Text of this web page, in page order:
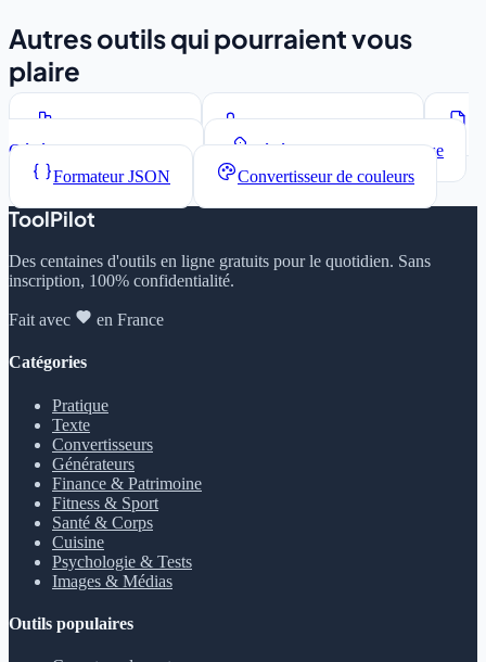
Autres outils qui pourraient vous
plaire
Compteur de mots
Convertisseur de casse
Générateur Lorem Ipsum
Générateur de mots de passe
Formateur JSON
Convertisseur de couleurs
ToolPilot
Des centaines d'outils en ligne gratuits pour le quotidien. Sans
inscription, 100% confidentialité.
Fait avec en France
Catégories
Pratique
Texte
Convertisseurs
Générateurs
Finance & Patrimoine
Fitness & Sport
Santé & Corps
Cuisine
Psychologie & Tests
Images & Médias
Outils populaires